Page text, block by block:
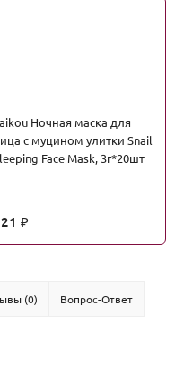
Ночная маска для
с муцином улитки Snail
Face Mask, 3г*20шт
₽
(0) Вопрос-Ответ